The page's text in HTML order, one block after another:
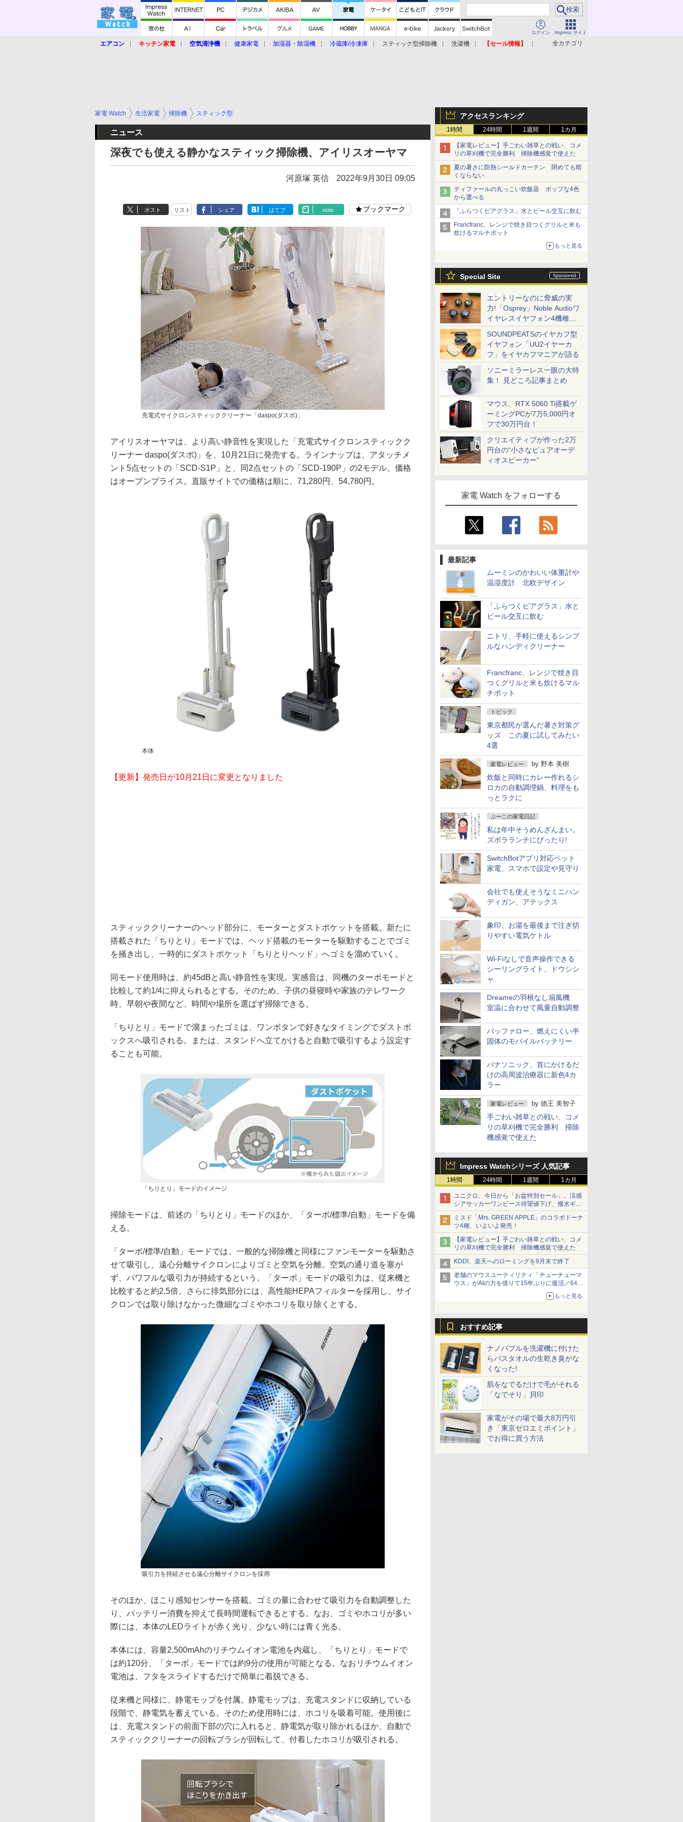
ログイン Impress サイト
全カテゴリ
エアコン キッチン家電 空気清浄機 健康家電 加湿器・除湿機 冷蔵庫/冷凍庫 スティック型掃除機 洗濯機
【セール情報】
アクセスランキング
1時間 24時間 1週間 1カ月
【家電レビュー】手ごわい雑草との戦い、コメ
リの草刈機で完全勝利 掃除機感覚で使えた
夏の暑さに防熱シールドカーテン 閉めても暗
くならない
ティファールの丸っこい炊飯器 ポップな4色
から選べる
「ふらつくビアグラス」水とビール交互に飲む
Francfranc、レンジで焼き目つくグリルと米も
炊けるマルチポット
もっと見る
Special Site
エントリーなのに脅威の実
力!「Osprey」Noble Audioワ
イヤレスイヤフォン4機種を
一気に聴く
SOUNDPEATSのイヤカフ型
イヤフォン「UU2イヤーカ
フ」をイヤカフマニアが語る
ソニーミラーレス一眼の大特
集！ 見どころ記事まとめ
マウス、RTX 5060 Ti搭載ゲ
ーミングPCが7万5,000円オ
フで30万円台！
クリエイティブが作った2万
円台の“小さなピュアオーデ
ィオスピーカー”
家電 Watch をフォローする
最新記事
ムーミンのかわいい体重計や
温湿度計 北欧デザイン
「ふらつくビアグラス」水と
ビール交互に飲む
ニトリ、手軽に使えるシンプ
ルなハンディクリーナー
Francfranc、レンジで焼き目
つくグリルと米も炊けるマル
チポット
トピック
東京都民が選んだ暑さ対策グ
ッズ この夏に試してみたい
4選
家電レビュー by 野本 美樹
炊飯と同時にカレー作れるシ
ロカの自動調理鍋、料理をも
っとラクに
ぷーこの家電日記
私は年中そうめんざんまい。
ズボラランチにぴったり!
SwitchBotアプリ対応ペット
家電、スマホで設定や見守り
会社でも使えそうなミニハン
ディガン、アテックス
象印、お湯を最後まで注ぎ切
りやすい電気ケトル
Wi-Fiなしで音声操作できる
シーリングライト、ドウシシ
ャ
Dreameの羽根なし扇風機
室温に合わせて風量自動調整
バッファロー、燃えにくい半
固体のモバイルバッテリー
パナソニック、首にかけるだ
けの高周波治療器に新色4カ
ラー
家電レビュー by 徳王 美智子
手ごわい雑草との戦い、コメ
リの草刈機で完全勝利 掃除
機感覚で使えた
Impress Watchシリーズ 人気記事
1時間 24時間 1週間 1カ月
ユニクロ、今日から「お盆特別セール」。涼感
シアサッカーワンピース待望値下げ、撥水ギア
ショーツは1990円に
ミスド「Mrs. GREEN APPLE」のコラボドーナ
ツ4種、いよいよ発売！
【家電レビュー】手ごわい雑草との戦い、コメ
リの草刈機で完全勝利 掃除機感覚で使えた
KDDI、楽天へのローミングを9月末で終了
老舗のマウスユーティリティ「チューチューマ
ウス」がAIの力を借りて15年ぶりに復活／64bit
化、Windows 10/11、「Chrome」も走り回
る。復活記念で2026年末まで500円
もっと見る
おすすめ記事
ナノバブルを洗濯機に付けた
らバスタオルの生乾き臭がな
くなった!
肌をなでるだけで毛がそれる
「なでそり」貝印
家電がその場で最大8万円引
き「東京ゼロエミポイント」
でお得に買う方法
家電 Watch 生活家電 掃除機 スティック型
ニュース
深夜でも使える静かなスティック掃除機、アイリスオーヤマ
河原塚 英信 2022年9月30日 09:05
ポスト リスト シェア はてブ note ブックマーク
充電式サイクロンスティッククリーナー「daspo(ダスポ)」
アイリスオーヤマは、より高い静音性を実現した「充電式サイクロンスティックク
リーナー daspo(ダスポ)」を、10月21日に発売する。ラインナップは、アタッチメ
ント5点セットの「SCD-S1P」と、同2点セットの「SCD-190P」の2モデル。価格
はオープンプライス。直販サイトでの価格は順に、71,280円、54,780円。
本体
【更新】発売日が10月21日に変更となりました
スティッククリーナーのヘッド部分に、モーターとダストポケットを搭載。新たに
搭載された「ちりとり」モードでは、ヘッド搭載のモーターを駆動することでゴミ
を掻き出し、一時的にダストポケット「ちりとりヘッド」へゴミを溜めていく。
同モード使用時は、約45dBと高い静音性を実現。実感音は、同機のターボモードと
比較して約1/4に抑えられるとする。そのため、子供の昼寝時や家族のテレワーク
時、早朝や夜間など、時間や場所を選ばず掃除できる。
「ちりとり」モードで溜まったゴミは、ワンボタンで好きなタイミングでダストボ
ックスへ吸引される。または、スタンドへ立てかけると自動で吸引するよう設定す
ることも可能。
「ちりとり」モードのイメージ
掃除モードは、前述の「ちりとり」モードのほか、「ターボ/標準/自動」モードを備
える。
「ターボ/標準/自動」モードでは、一般的な掃除機と同様にファンモーターを駆動さ
せて吸引し、遠心分離サイクロンによりゴミと空気を分離。空気の通り道を塞が
ず、パワフルな吸引力が持続するという。「ターボ」モードの吸引力は、従来機と
比較すると約2.5倍。さらに排気部分には、高性能HEPAフィルターを採用し、サイ
クロンでは取り除けなかった微細なゴミやホコリを取り除くとする。
吸引力を持続させる遠心分離サイクロンを採用
そのほか、ほこり感知センサーを搭載。ゴミの量に合わせて吸引力を自動調整した
り、バッテリー消費を抑えて長時間運転できるとする。なお、ゴミやホコリが多い
際には、本体のLEDライトが赤く光り、少ない時には青く光る。
本体には、容量2,500mAhのリチウムイオン電池を内蔵し、「ちりとり」モードで
は約120分、「ターボ」モードでは約9分の使用が可能となる。なおリチウムイオン
電池は、フタをスライドするだけで簡単に着脱できる。
従来機と同様に、静電モップを付属。静電モップは、充電スタンドに収納している
段階で、静電気を蓄えている。そのため使用時には、ホコリを吸着可能。使用後に
は、充電スタンドの前面下部の穴に入れると、静電気が取り除かれるほか、自動で
スティッククリーナーの回転ブラシが回転して、付着したホコリが吸引される。